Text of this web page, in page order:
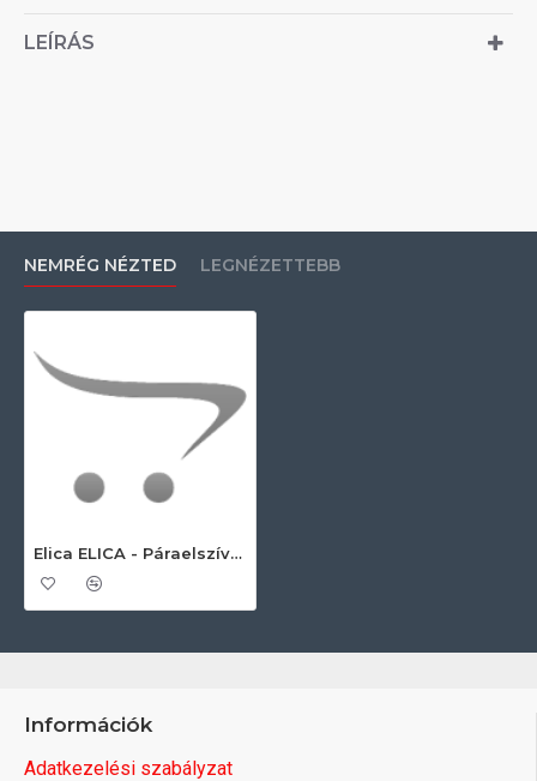
LEÍRÁS
NEMRÉG NÉZTED LEGNÉZETTEBB
Elica ELICA - Páraelszívó csőtakaró kürtő készlet sziget elszívókhoz H1190-1585, inox Kürtőhosszabbító páraelszívóhoz
Információk
Adatkezelési szabályzat